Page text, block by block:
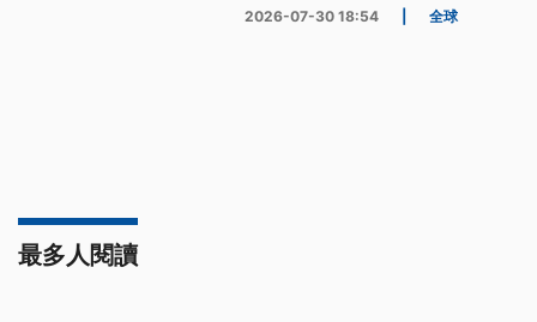
2026-07-30 18:54 全球
最多人閱讀